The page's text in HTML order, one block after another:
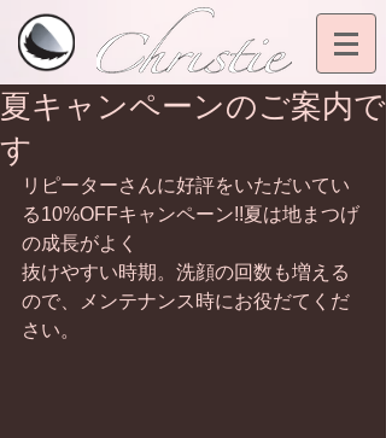
夏キャンペーンのご案内で
す
リピーターさんに好評をいただいてい
る10%OFFキャンペーン!!夏は地まつげ
の成長がよく
抜けやすい時期。洗顔の回数も増える
ので、メンテナンス時にお役だてくだ
さい。